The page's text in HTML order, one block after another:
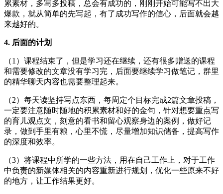
累素材，多写多投稿，总会有成功的，刚刚开始可能写不出大
爆款，就从简单的先写起，有了成功写作的信心，后面就会越
来越好的。
4. 后面的计划
（1）课程结束了，但是学习还在继续，还有很多赠送的课程
和需要修改的文章没有学习完，后面要继续学习做笔记，群里
的精华聊天内容也需要整理起来。
（2）每天读坚持写点东西，每周定个目标完成2篇文章投稿，
一定要注意随时随地的积累素材和好的金句，针对想要重点写
的育儿观点文，刻意的看书和留心观察身边的案例，做好记
录，做到手里有粮，心里不慌，尽量增加知识储备，提高写作
的深度和效率。
（3）将课程中所学的一些方法，用在自己工作上，对于工作
中负责的新媒体相关的内容重新进行规划，优化一些原来不好
的地方，让工作结果更好。